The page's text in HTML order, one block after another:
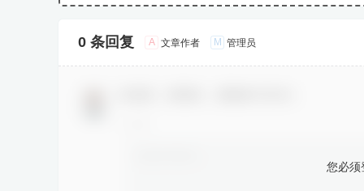
0 条回复 A 文章作者 M 管理员
您必须